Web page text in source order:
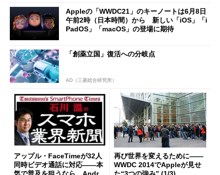
Appleの「WWDC21」のキーノートは6月8日
午前2時（日本時間）から 新しい「iOS」「i
PadOS」「macOS」の登場に期待
「創薬立国」復活への分岐点
AD（三菱総合研究所）
アップル・FaceTimeが32人
同時ビデオ通話に対応――本
再び世界を変えるために――
WWDC 2014でAppleが見せ